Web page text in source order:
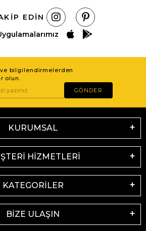
EDIN
bilgilendirmelerden
olun.
GÖNDER
KURUMSAL
HİZMETLERİ
KATEGORİLER
BİZE ULAŞIN